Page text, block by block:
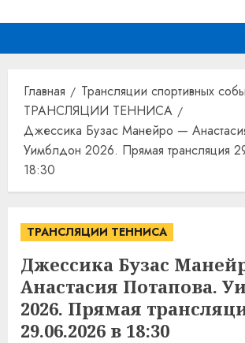
Главная
Трансляции спортивных
ТРАНСЛЯЦИИ ТЕННИСА
Джессика Бузас Манейро —
Уимблдон 2026. Прямая трансляция
18:30
ТРАНСЛЯЦИИ ТЕННИСА
Джессика Бузас
Анастасия Потапова.
2026. Прямая
29.06.2026 в 18:30